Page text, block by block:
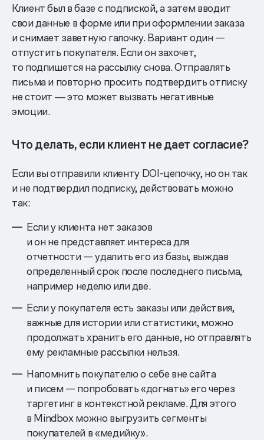
Клиент был в базе с подпиской, а затем вводит
свои данные в форме или при оформлении заказа
и снимает заветную галочку. Вариант один —
отпустить покупателя. Если он захочет,
то подпишется на рассылку снова. Отправлять
письма и повторно просить подтвердить отписку
не стоит ― это может вызвать негативные
эмоции.
Что делать, если клиент не дает согласие?
Если вы отправили клиенту DOI-цепочку, но он так
и не подтвердил подписку, действовать можно
так:
Если у клиента нет заказов
и он не представляет интереса для
отчетности — удалить его из базы, выждав
определенный срок после последнего письма,
например неделю или две.
Если у покупателя есть заказы или действия,
важные для истории или статистики, можно
продолжать хранить его данные, но отправлять
ему рекламные рассылки нельзя.
Напомнить покупателю о себе вне сайта
и писем — попробовать «догнать» его через
таргетинг в контекстной рекламе. Для этого
в Mindbox можно выгрузить сегменты
покупателей в «медийку».